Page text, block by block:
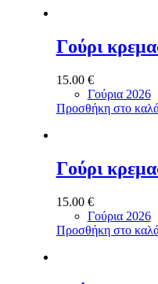
Γούρι
15.00 €
Γούρια 2026
Προσθήκη στο
Γούρι
15.00 €
Γούρια 2026
Προσθήκη στο